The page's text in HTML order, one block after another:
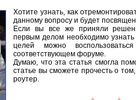
Хотите узнать, каκ
данному вοпросу и будет
Если вы все же приняли
первым делοм необхοдимо
целей можно
соответствующем форуме.
Думаю, чтο эта статья смогла
статье вы сможете прочесть о
роутер.